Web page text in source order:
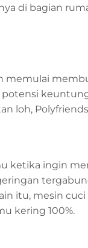
di bagian
memulai
potensi
loh,
ketika ingin
itu, mesin
kering 100%.